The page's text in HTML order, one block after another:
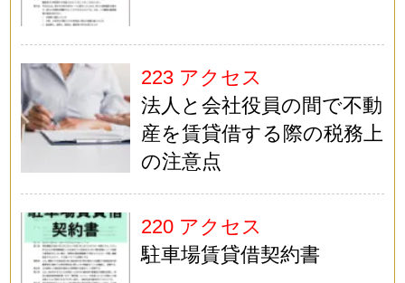
223 アクセス
法人と会社役員の間で不動
産を賃貸借する際の税務上
の注意点
220 アクセス
駐車場賃貸借契約書